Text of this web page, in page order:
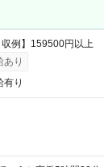
例】159500円以上
あり
有り